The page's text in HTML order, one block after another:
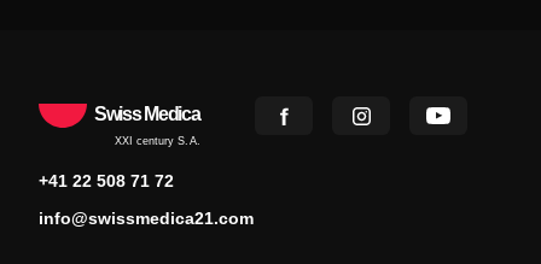
Swiss Medica
XXI century S.A.
+41 22 508 71 72
info@swissmedica21.com